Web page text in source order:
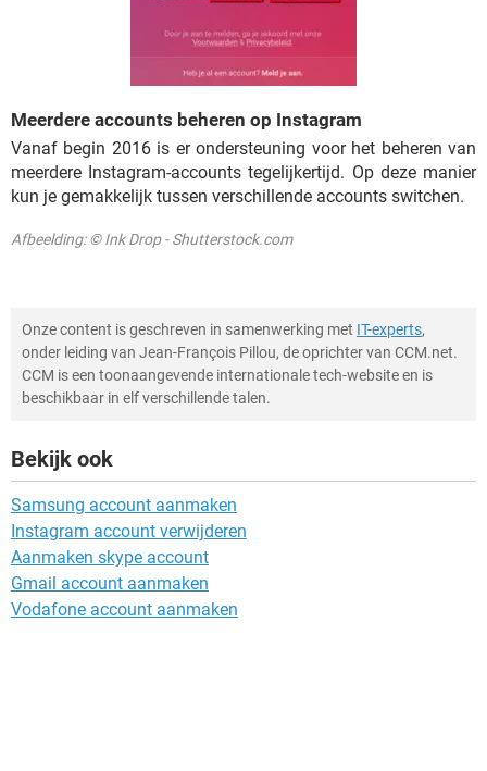
Meerdere accounts beheren op Instagram
Vanaf begin 2016 is er ondersteuning voor het beheren van
meerdere Instagram-accounts tegelijkertijd. Op deze manier
kun je gemakkelijk tussen verschillende accounts switchen.
Afbeelding: © Ink Drop - Shutterstock.com
Onze content is geschreven in samenwerking met IT-experts,
onder leiding van Jean-François Pillou, de oprichter van CCM.net.
CCM is een toonaangevende internationale tech-website en is
beschikbaar in elf verschillende talen.
Bekijk ook
Samsung account aanmaken
Instagram account verwijderen
Aanmaken skype account
Gmail account aanmaken
Vodafone account aanmaken